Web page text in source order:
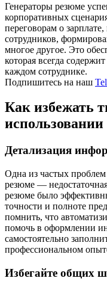
Генераторы резюме
корпоративных
переговорам о
сотрудников,
многое другое. Это
которая всегда
каждом сотруднике.
Подпишитесь на наш
Как избежать
использовании
Детализация
Одна из частых
резюме —
резюме было
точности и полноте
помнить, что
помочь в оформлении
самостоятельно
профессиональном
Избегайте общих